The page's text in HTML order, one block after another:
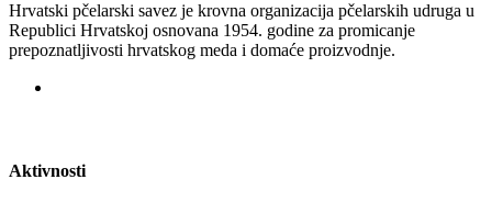
Hrvatski pčelarski savez je krovna organizacija pčelarskih udruga u
Republici Hrvatskoj osnovana 1954. godine za promicanje
prepoznatljivosti hrvatskog meda i domaće proizvodnje.
Aktivnosti